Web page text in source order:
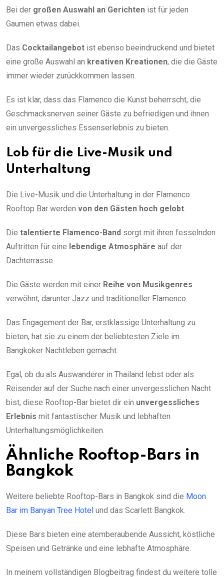
Bei der großen Auswahl an Gerichten ist für jeden
Gaumen etwas dabei.
Das Cocktailangebot ist ebenso beeindruckend und bietet
eine große Auswahl an kreativen Kreationen, die die Gäste
immer wieder zurückkommen lassen.
Es ist klar, dass das Flamenco die Kunst beherrscht, die
Geschmacksnerven seiner Gäste zu befriedigen und ihnen
ein unvergessliches Essenserlebnis zu bieten.
Lob für die Live-Musik und
Unterhaltung
Die Live-Musik und die Unterhaltung in der Flamenco
Rooftop Bar werden von den Gästen hoch gelobt.
Die talentierte Flamenco-Band sorgt mit ihren fesselnden
Auftritten für eine lebendige Atmosphäre auf der
Dachterrasse.
Die Gäste werden mit einer Reihe von Musikgenres
verwöhnt, darunter Jazz und traditioneller Flamenco.
Das Engagement der Bar, erstklassige Unterhaltung zu
bieten, hat sie zu einem der beliebtesten Ziele im
Bangkoker Nachtleben gemacht.
Egal, ob du als Auswanderer in Thailand lebst oder als
Reisender auf der Suche nach einer unvergesslichen Nacht
bist, diese Rooftop-Bar bietet dir ein unvergessliches
Erlebnis mit fantastischer Musik und lebhaften
Unterhaltungsmöglichkeiten.
Ähnliche Rooftop-Bars in
Bangkok
Weitere beliebte Rooftop-Bars in Bangkok sind die Moon
Bar im Banyan Tree Hotel und das Scarlett Bangkok.
Diese Bars bieten eine atemberaubende Aussicht, köstliche
Speisen und Getränke und eine lebhafte Atmosphäre.
In meinem vollständigen Blogbeitrag findest du weitere tolle